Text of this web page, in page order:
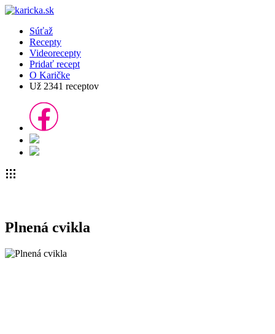
Súťaž
Recepty
Videorecepty
Pridať recept
O Karičke
Už 2341 receptov
Plnená cvikla